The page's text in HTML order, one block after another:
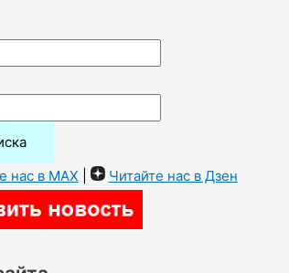
нас в MAX Читайте нас в Дзен